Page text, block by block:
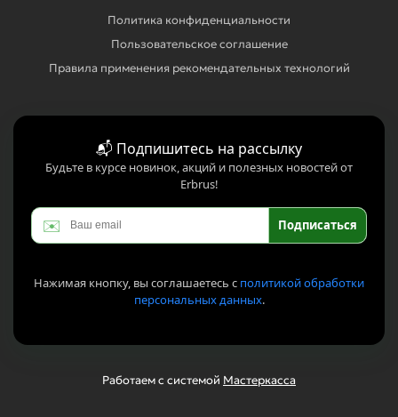
Политика конфиденциальности
Пользовательское соглашение
Правила применения рекомендательных технологий
📬 Подпишитесь на рассылку
Будьте в курсе новинок, акций и полезных новостей от
Erbrus!
✉️ Подписаться
Нажимая кнопку, вы соглашаетесь с политикой обработки
персональных данных.
Работаем с системой Мастеркасса